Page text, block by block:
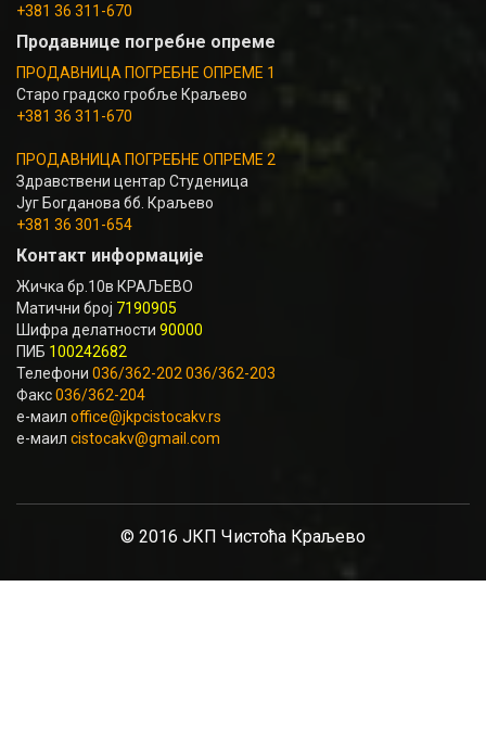
+381 36 311-670
Продавнице погребне опреме
ПРОДАВНИЦА ПОГРЕБНЕ ОПРЕМЕ 1
Старо градско гробље Краљево
+381 36 311-670
ПРОДАВНИЦА ПОГРЕБНЕ ОПРЕМЕ 2
Здравствени центар Студеница
Југ Богданова бб. Краљево
+381 36 301-654
Контакт информације
Жичка бр.10в КРАЉЕВО
Матични број 7190905
Шифра делатности 90000
ПИБ 100242682
Телефони 036/362-202 036/362-203
Факс036/362-204
е-маил office@jkpcistocakv.rs
е-маил cistocakv@gmail.com
© 2016 ЈКП Чистоћа Краљево